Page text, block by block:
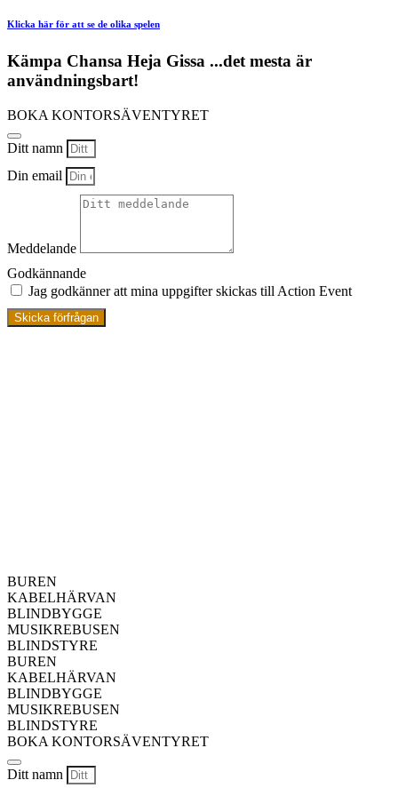
Klicka här för att se de olika spelen
Kämpa Chansa Heja Gissa ...det mesta är
användningsbart!
BOKA KONTORSÄVENTYRET
Ditt namn
Din email
Meddelande
Godkännande
Jag godkänner att mina uppgifter skickas till Action Event
Skicka förfrågan
BUREN
KABELHÄRVAN
BLINDBYGGE
MUSIKREBUSEN
BLINDSTYRE
BUREN
KABELHÄRVAN
BLINDBYGGE
MUSIKREBUSEN
BLINDSTYRE
BOKA KONTORSÄVENTYRET
Ditt namn